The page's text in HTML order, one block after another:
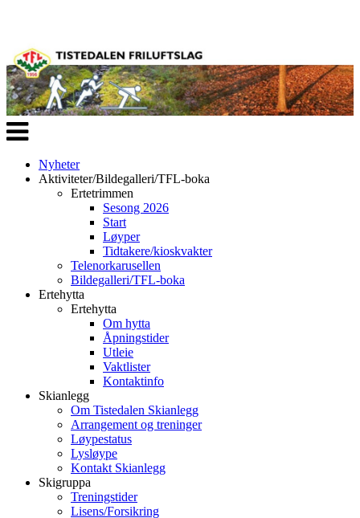
Veksle
navigasjon
Nyheter
Aktiviteter/Bildegalleri/TFL-boka
Ertetrimmen
Sesong 2026
Start
Løyper
Tidtakere/kioskvakter
Telenorkarusellen
Bildegalleri/TFL-boka
Ertehytta
Ertehytta
Om hytta
Åpningstider
Utleie
Vaktlister
Kontaktinfo
Skianlegg
Om Tistedalen Skianlegg
Arrangement og treninger
Løypestatus
Lysløype
Kontakt Skianlegg
Skigruppa
Treningstider
Lisens/Forsikring